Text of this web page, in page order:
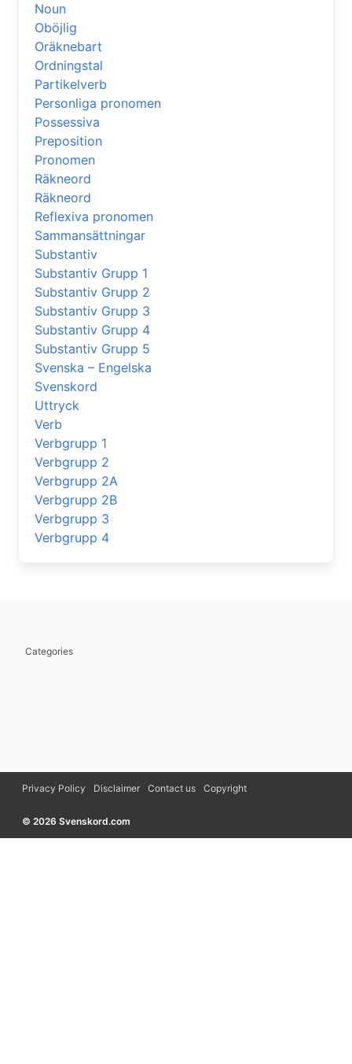
Noun
Oböjlig
Oräknebart
Ordningstal
Partikelverb
Personliga pronomen
Possessiva
Preposition
Pronomen
Räkneord
Räkneord
Reflexiva pronomen
Sammansättningar
Substantiv
Substantiv Grupp 1
Substantiv Grupp 2
Substantiv Grupp 3
Substantiv Grupp 4
Substantiv Grupp 5
Svenska – Engelska
Svenskord
Uttryck
Verb
Verbgrupp 1
Verbgrupp 2
Verbgrupp 2A
Verbgrupp 2B
Verbgrupp 3
Verbgrupp 4
Categories
Privacy Policy Disclaimer Contact us Copyright
© 2026 Svenskord.com